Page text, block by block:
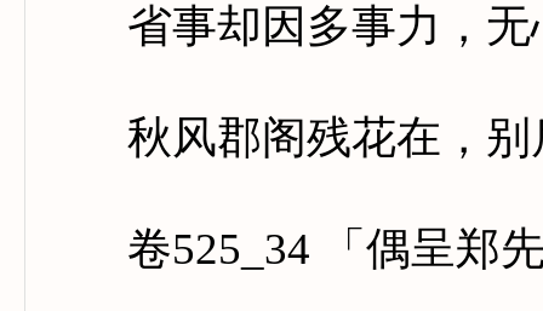
省事却因多事力，无
秋风郡阁残花在，别
卷525_34 「偶呈郑